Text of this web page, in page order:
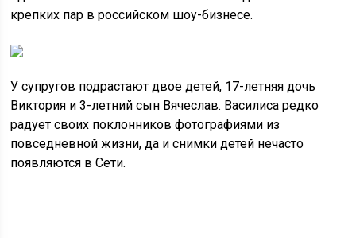
крепких пар в российском шоу-бизнесе.
У супругов подрастают двое детей, 17-летняя дочь
Виктория и 3-летний сын Вячеслав. Василиса редко
радует своих поклонниковфотографиями из
повседневной жизни, да и снимки детей нечасто
появляются в Сети.